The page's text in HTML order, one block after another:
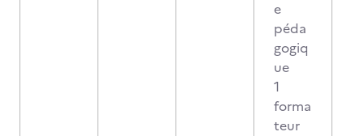
e
péda
gogiq
ue
1
forma
teur